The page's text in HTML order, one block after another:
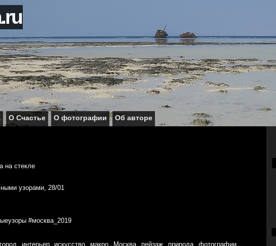
О Счастье О фотографии Об авторе
узорами, 28/01
#москва_2019
город интерьер,искусство ,макро Москва ,пейзаж ,природа ,фотографии